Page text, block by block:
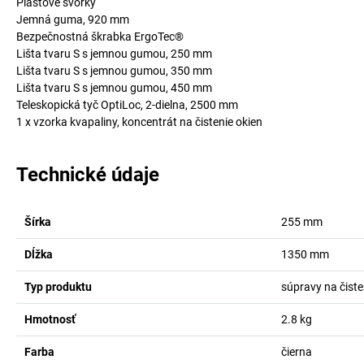
Jemná guma, 920 mm
Bezpečnostná škrabka ErgoTec®
Lišta tvaru S s jemnou gumou, 250 mm
Lišta tvaru S s jemnou gumou, 350 mm
Lišta tvaru S s jemnou gumou, 450 mm
Teleskopická tyč OptiLoc, 2-dielna, 2500 mm
1 x vzorka kvapaliny, koncentrát na čistenie okien
Technické údaje
Šírka 255 mm
Dĺžka 1350 mm
Typ produktu súpravy na
Hmotnosť 2.8 kg
Farba čierna